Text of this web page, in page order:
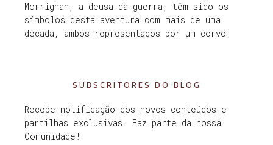
Morrighan, a deusa da guerra, têm sido os
símbolos desta aventura com mais de uma
década, ambos representados por um corvo.
SUBSCRITORES DO BLOG
Recebe notificação dos novos conteúdos e
partilhas exclusivas. Faz parte da nossa
Comunidade!